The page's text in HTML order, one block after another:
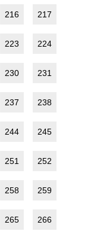
216 217
223 224
230 231
237 238
244 245
251 252
258 259
265 266